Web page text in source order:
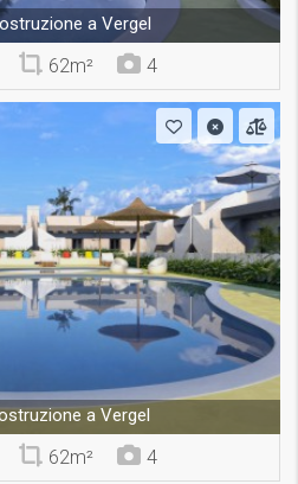
a Vergel
62m² 4
a Vergel
62m² 4